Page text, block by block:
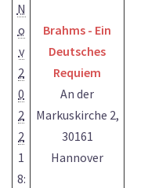
N
o
v
2
0
2
2
1
8:
Brahms - Ein
Deutsches
Requiem
An der
Markuskirche 2,
30161
Hannover